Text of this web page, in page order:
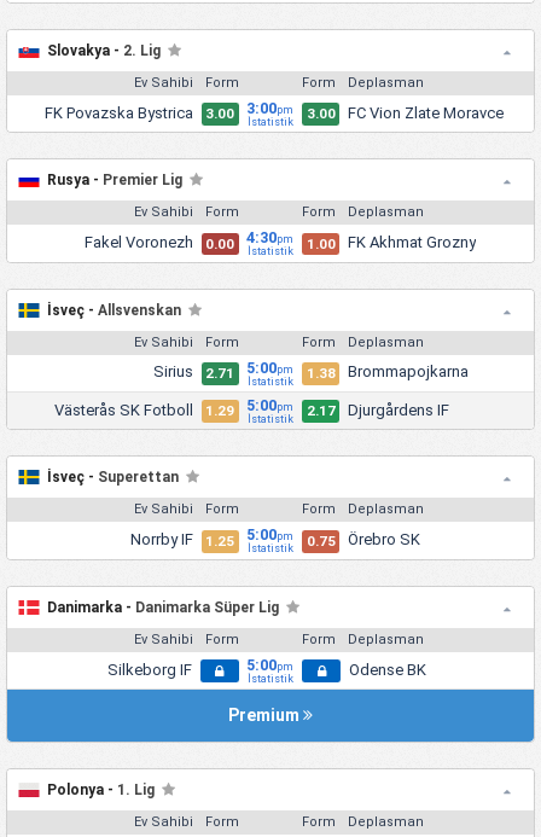
Slovakya - 2. Lig
Ev Sahibi Form Form Deplasman
FK Povazska Bystrica 3.00 3:00pm
İstatistik
3.00 FC Vion Zlate Moravce
Rusya - Premier Lig
Ev Sahibi Form Form Deplasman
Fakel Voronezh 0.00 4:30pm
İstatistik
1.00 FK Akhmat Grozny
İsveç - Allsvenskan
Ev Sahibi Form Form Deplasman
Sirius 2.71 5:00pm
İstatistik
1.38 Brommapojkarna
Västerås SK Fotboll 1.29 5:00pm
İstatistik
2.17 Djurgårdens IF
İsveç - Superettan
Ev Sahibi Form Form Deplasman
Norrby IF 1.25 5:00pm
İstatistik
0.75 Örebro SK
Danimarka - Danimarka Süper Lig
Ev Sahibi Form Form Deplasman
Silkeborg IF 5:00pm
İstatistik
Odense BK
Premium
Polonya - 1. Lig
Ev Sahibi Form Form Deplasman